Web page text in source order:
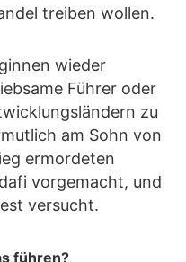
treiben wollen.
wieder
Führer oder
zu
am Sohn von
ermordeten
vorgemacht, und
versucht.
führen?